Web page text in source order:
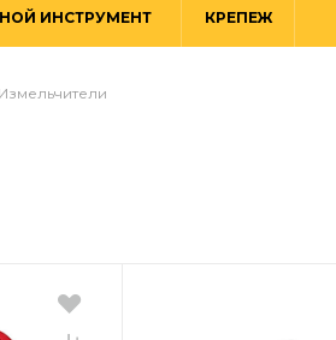
ИНСТРУМЕНТ КРЕПЕЖ
Измельчители